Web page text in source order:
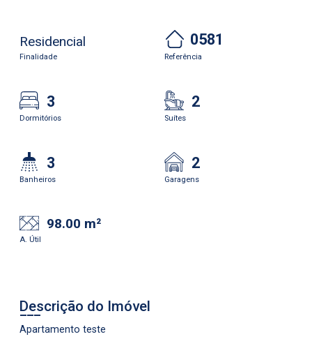
Residencial
Finalidade
0581
Referência
3
Dormitórios
2
Suítes
3
Banheiros
2
Garagens
98.00 m²
A. Útil
Descrição do Imóvel
Apartamento teste